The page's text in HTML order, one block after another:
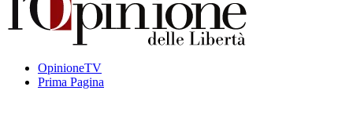
OpinioneTV
Prima Pagina